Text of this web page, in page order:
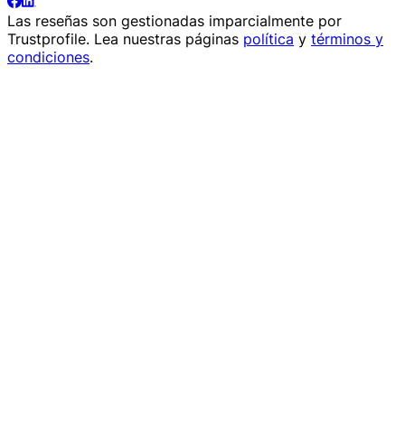
Las reseñas son gestionadas imparcialmente por
Trustprofile. Lea nuestras páginas política y términos y
condiciones.